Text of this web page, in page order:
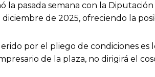
la pasada semana con la
de 2025, ofreciendo la
por el pliego de condiciones
de la plaza, no dirigirá el